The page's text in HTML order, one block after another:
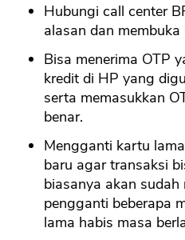
Hubungi call center
alasan dan membuka
Bisa menerima OTP
kredit di HP yang
serta memasukkan
benar.
Mengganti kartu
baru agar transaksi
biasanya akan
pengganti beberapa
lama habis masa